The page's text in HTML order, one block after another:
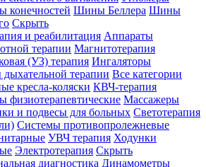
конечностей Шины Беллера Шины
Скрыть
и реабилитация Аппараты
терапии Магнитотерапия
(УЗ) терапия Ингаляторы
терапии Все категории
кресла-коляски КВЧ-терапия
физиотерапевтические Массажеры
и подвесы для больных Светотерапия
Системы противопролежневые
УВЧ терапия Ходунки
Электротерапия Скрыть
диагностика Динамометры